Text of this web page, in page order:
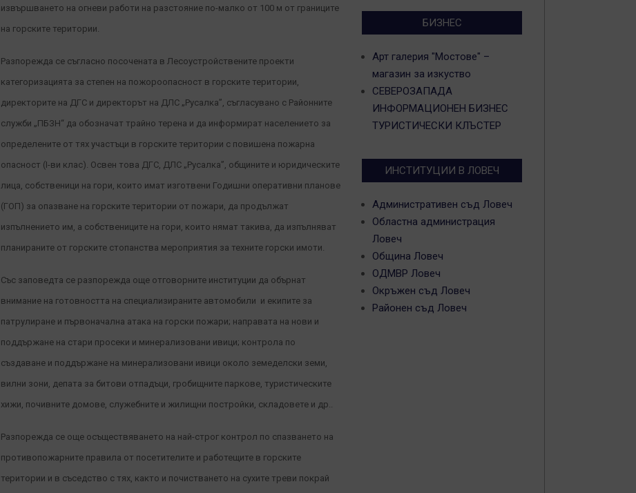
извършването на огневи работи на разстояние по-малко от 100 м от границите
на горските територии.
Разпорежда се съгласно посочената в Лесоустройствените проекти
категоризацията за степен на пожороопасност в горските територии,
директорите на ДГС и директорът на ДЛС „Русалка”, съгласувано с Районните
служби „ПБЗН“ да обозначат трайно терена и да информират населението за
определените от тях участъци в горските територии с повишена пожарна
опасност (І-ви клас). Освен това ДГС, ДЛС „Русалка”, общините и юридическите
лица, собственици на гори, които имат изготвени Годишни оперативни планове
(ГОП) за опазване на горските територии от пожари, да продължат
изпълнението им, а собствениците на гори, които нямат такива, да изпълняват
планираните от горските стопанства мероприятия за техните горски имоти.
Със заповедта се разпорежда още отговорните институции да обърнат
внимание на готовността на специализираните автомобили и екипите за
патрулиране и първоначална атака на горски пожари; направата на нови и
поддържане на стари просеки и минерализовани ивици; контрола по
създаване и поддържане на минерализовани ивици около земеделски земи,
вилни зони, депата за битови отпадъци, гробищните паркове, туристическите
хижи, почивните домове, служебните и жилищни постройки, складовете и др..
Разпорежда се още осъществяването на най-строг контрол по спазването на
противопожарните правила от посетителите и работещите в горските
територии и в съседство с тях, както и почистването на сухите треви покрай
БИЗНЕС
Арт галерия "Мостове" –
магазин за изкуство
СЕВЕРОЗАПАДА
ИНФОРМАЦИОНЕН БИЗНЕС
ТУРИСТИЧЕСКИ КЛЪСТЕР
ИНСТИТУЦИИ В ЛОВЕЧ
Административен съд Ловеч
Областна администрация
Ловеч
Община Ловеч
ОДМВР Ловеч
Окръжен съд Ловеч
Районен съд Ловеч